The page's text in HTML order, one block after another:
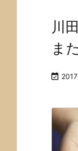
川
ま
